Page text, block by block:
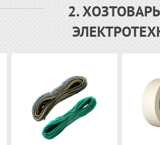
2.